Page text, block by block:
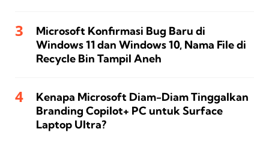
Microsoft Konfirmasi Bug Baru di
Windows 11 dan Windows 10, Nama File di
Recycle Bin Tampil Aneh
Kenapa Microsoft Diam-Diam Tinggalkan
Branding Copilot+ PC untuk Surface
Laptop Ultra?